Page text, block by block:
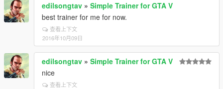
edilsongtav » Simple Trainer for GTA V
best trainer for me for now.
查看上下文
2016年10月09日
edilsongtav » Simple Trainer for GTA V
nice
查看上下文